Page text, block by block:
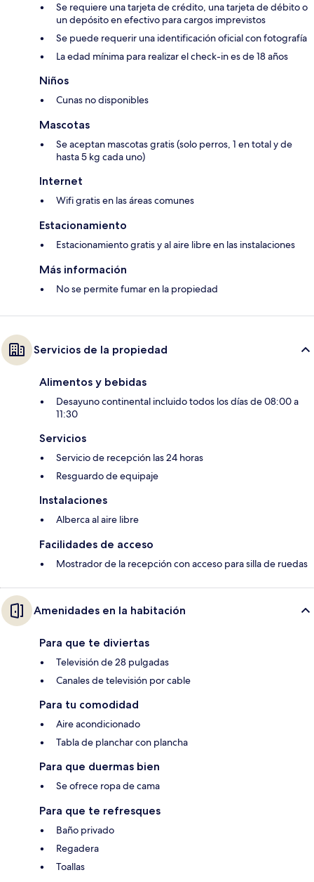
Se requiere una tarjeta de crédito, una tarjeta de débito o
un depósito en efectivo para cargos imprevistos
Se puede requerir una identificación oficial con fotografía
La edad mínima para realizar el check-in es de 18 años
Niños
Cunas no disponibles
Mascotas
Se aceptan mascotas gratis (solo perros, 1 en total y de
hasta 5 kg cada uno)
Internet
Wifi gratis en las áreas comunes
Estacionamiento
Estacionamiento gratis y al aire libre en las instalaciones
Más información
No se permite fumar en la propiedad
Servicios de la propiedad
Alimentos y bebidas
Desayuno continental incluido todos los días de 08:00 a
11:30
Servicios
Servicio de recepción las 24 horas
Resguardo de equipaje
Instalaciones
Alberca al aire libre
Facilidades de acceso
Mostrador de la recepción con acceso para silla de ruedas
Amenidades en la habitación
Para que te diviertas
Televisión de 28 pulgadas
Canales de televisión por cable
Para tu comodidad
Aire acondicionado
Tabla de planchar con plancha
Para que duermas bien
Se ofrece ropa de cama
Para que te refresques
Baño privado
Regadera
Toallas